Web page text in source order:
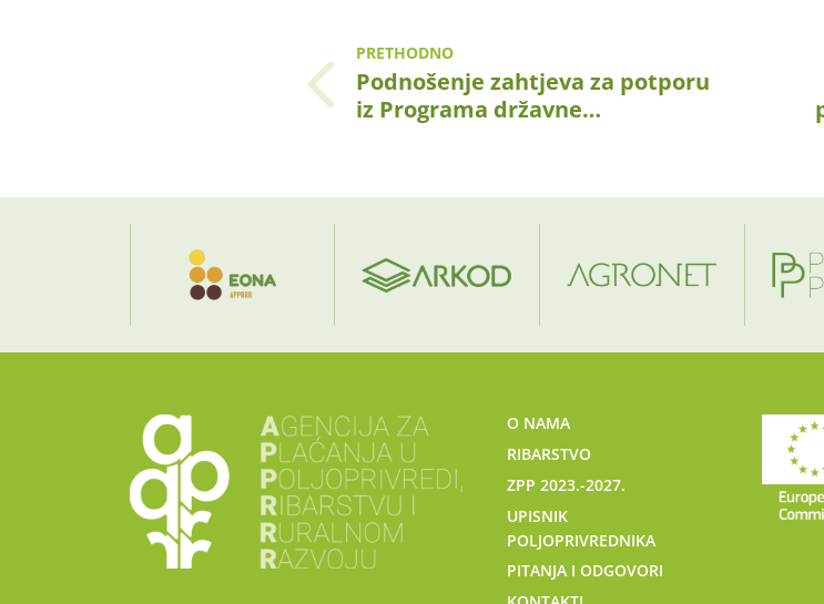
PRETHODNO
Podnošenje zahtjeva za potporu
iz Programa državne…
O NAMA
RIBARSTVO
ZPP 2023.-2027.
UPISNIK
POLJOPRIVREDNIKA
PITANJA I ODGOVORI